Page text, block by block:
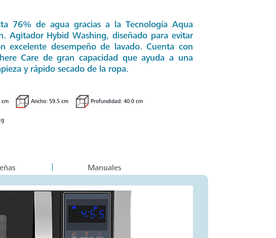
76% de agua gracias a la Tecnología Aqua
Agitador Hybid Washing, diseñado para evitar
excelente desempeño de lavado. Cuenta con
Care de gran capacidad que ayuda a una
y rápido secado de la ropa.
cm Ancho: 59.5 cm Profundidad: 40.0 cm
Manuales